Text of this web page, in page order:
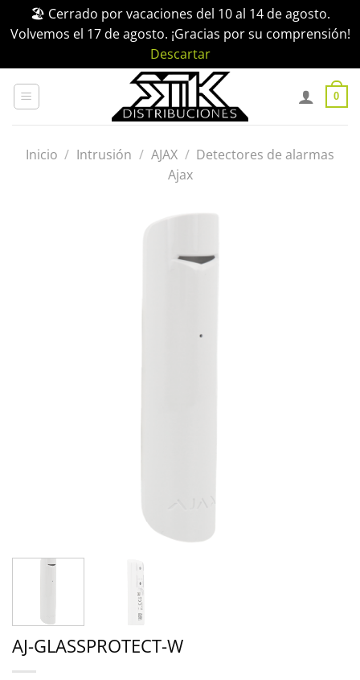
🏖️ Cerrado por vacaciones del 10 al 14 de agosto.
Volvemos el 17 de agosto. ¡Gracias por su comprensión!
Descartar
0
Inicio / Intrusión / AJAX / Detectores de alarmas
Ajax
AJ-GLASSPROTECT-W